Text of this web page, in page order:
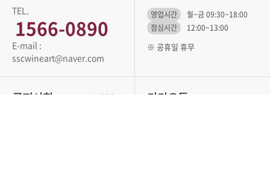
TEL.
1566-0890
sscwineart@naver.com
영업시간
월~금 09:30~18:00
점심시간
12:00~13:00
※ 공휴일 휴무
공지사항 MORE + 카카오톡